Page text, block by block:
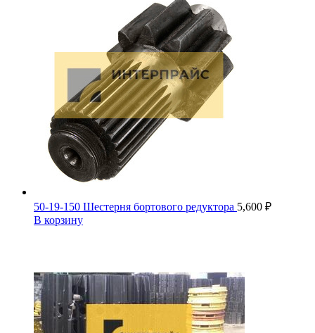
50-19-150 Шестерня бортового редуктора 5,600 ₽
В корзину